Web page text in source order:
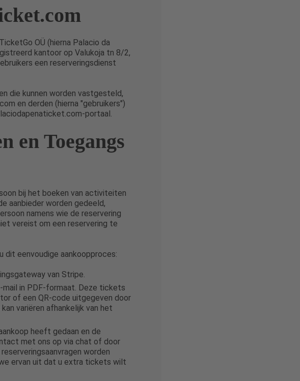
OÜ (hierna Palacio da
kantoor op Valukoja tn 8/2,
een reserveringsdienst
die kunnen worden vastgesteld,
en derden (hierna "gebruikers")
portaal.
en Toegangs
bij het boeken van activiteiten
aanbieder worden gedeeld,
namens wie de reservering
vereist om een reservering te
eenvoudige aankoopproces:
van Stripe.
in PDF-formaat. Deze tickets
of een QR-code uitgegeven door
variëren afhankelijk van het
heeft gedaan en de
met ons op via chat of door
reserveringsaanvragen worden
ervan uit dat u extra tickets wilt